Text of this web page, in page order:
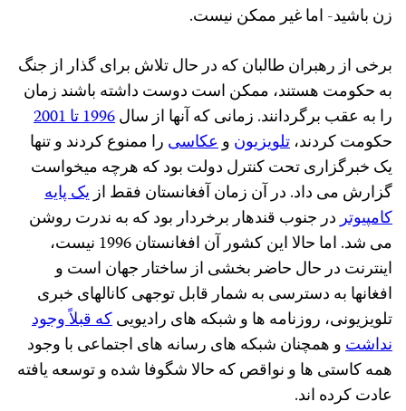
زن باشید- اما غیر ممکن نیست.
برخی از رهبران طالبان که در حال تلاش برای گذار از جنگ
به حکومت هستند، ممکن است دوست داشته باشند زمان
را به عقب برگردانند. زمانی که آنها از سال1996 تا 2001
حکومت کردند، تلویزیون وعکاسی را ممنوع کردند و تنها
یک خبرگزاری تحت کنترل دولت بود که هرچه میخواست
گزارش می داد. در آن زمان آفغانستان فقط ازیک پایه
کامپیوتردر جنوب قندهار برخردار بود که به ندرت روشن
می شد. اما حالا این کشور آن افغانستان 1996 نیست،
اینترنت در حال حاضر بخشی از ساختار جهان است و
افغانها به دسترسی به شمار قابل توجهی کانالهای خبری
تلویزیونی، روزنامه ها و شبکه های رادیوییکه قبلاً وجود
نداشتو همچنان شبکه های رسانه های اجتماعی با وجود
همه کاستی ها و نواقص که حالا شگوفا شده و توسعه یافته
عادت کرده اند.